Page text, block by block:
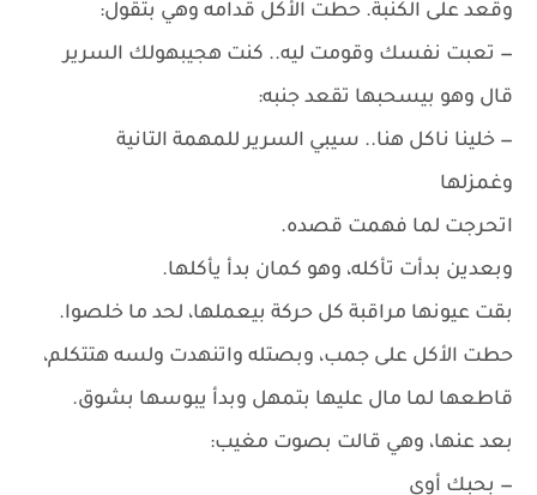
وقعد على الكنبة. حطت الأكل قدامه وهي بتقول:
— تعبت نفسك وقومت ليه.. كنت هجيبهولك السرير
قال وهو بيسحبها تقعد جنبه:
— خلينا ناكل هنا.. سيبي السرير للمهمة التانية
وغمزلها
اتحرجت لما فهمت قصده.
وبعدين بدأت تأكله، وهو كمان بدأ يأكلها.
بقت عيونها مراقبة كل حركة بيعملها، لحد ما خلصوا.
حطت الأكل على جمب، وبصتله واتنهدت ولسه هتتكلم،
قاطعها لما مال عليها بتمهل وبدأ يبوسها بشوق.
بعد عنها، وهي قالت بصوت مغيب:
— بحبك أوي